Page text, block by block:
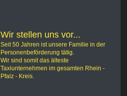
Wir stellen uns vor...
Seit 50 Jahren ist unsere Familie in der
Personenbeförderung tätig.
Wir sind somit das älteste
Taxiunternehmen im gesamten Rhein -
Pfalz - Kreis.